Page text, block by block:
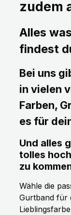
zudem
Alles
findest
Bei uns
in vielen
Farben,
es für
Und alles
tolles
zu
Wähle die
Gurtband für